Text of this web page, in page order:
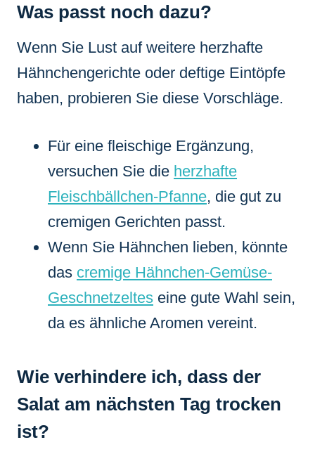
Was passt noch dazu?
Wenn Sie Lust auf weitere herzhafte
Hähnchengerichte oder deftige Eintöpfe
haben, probieren Sie diese Vorschläge.
Für eine fleischige Ergänzung,
versuchen Sie die herzhafte
Fleischbällchen-Pfanne, die gut zu
cremigen Gerichten passt.
Wenn Sie Hähnchen lieben, könnte
das cremige Hähnchen-Gemüse-
Geschnetzeltes eine gute Wahl sein,
da es ähnliche Aromen vereint.
Wie verhindere ich, dass der
Salat am nächsten Tag trocken
ist?